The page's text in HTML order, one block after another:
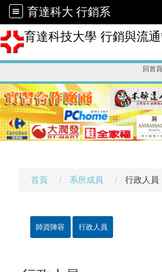
育達科大 行銷系
育達科技大學 行銷與流
回首頁
首頁 系所成員 行政人員
師資陣容 行政人員